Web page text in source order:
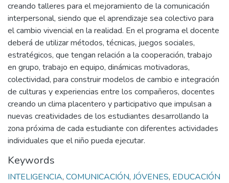
creando talleres para el mejoramiento de la comunicación
interpersonal, siendo que el aprendizaje sea colectivo para
el cambio vivencial en la realidad. En el programa el docente
deberá de utilizar métodos, técnicas, juegos sociales,
estratégicos, que tengan relación a la cooperación, trabajo
en grupo, trabajo en equipo, dinámicas motivadoras,
colectividad, para construir modelos de cambio e integración
de culturas y experiencias entre los compañeros, docentes
creando un clima placentero y participativo que impulsan a
nuevas creatividades de los estudiantes desarrollando la
zona próxima de cada estudiante con diferentes actividades
individuales que el niño pueda ejecutar.
Keywords
INTELIGENCIA, COMUNICACIÓN, JÓVENES, EDUCACIÓN